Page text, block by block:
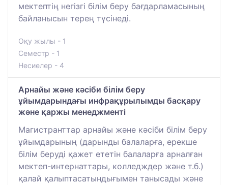
мектептің негізгі білім беру бағдарламасының
байланысын терең түсінеді.
Оқу жылы - 1
Семестр - 1
Несиелер - 4
Арнайы және кәсіби білім беру
ұйымдарындағы инфрақұрылымды басқару
және қаржы менеджменті
Магистранттар арнайы және кәсіби білім беру
ұйымдарының (дарынды балаларға, ерекше
білім беруді қажет ететін балаларға арналған
мектеп-интернаттары, колледждер және т.б.)
қалай қалыптасатындығымен танысады және